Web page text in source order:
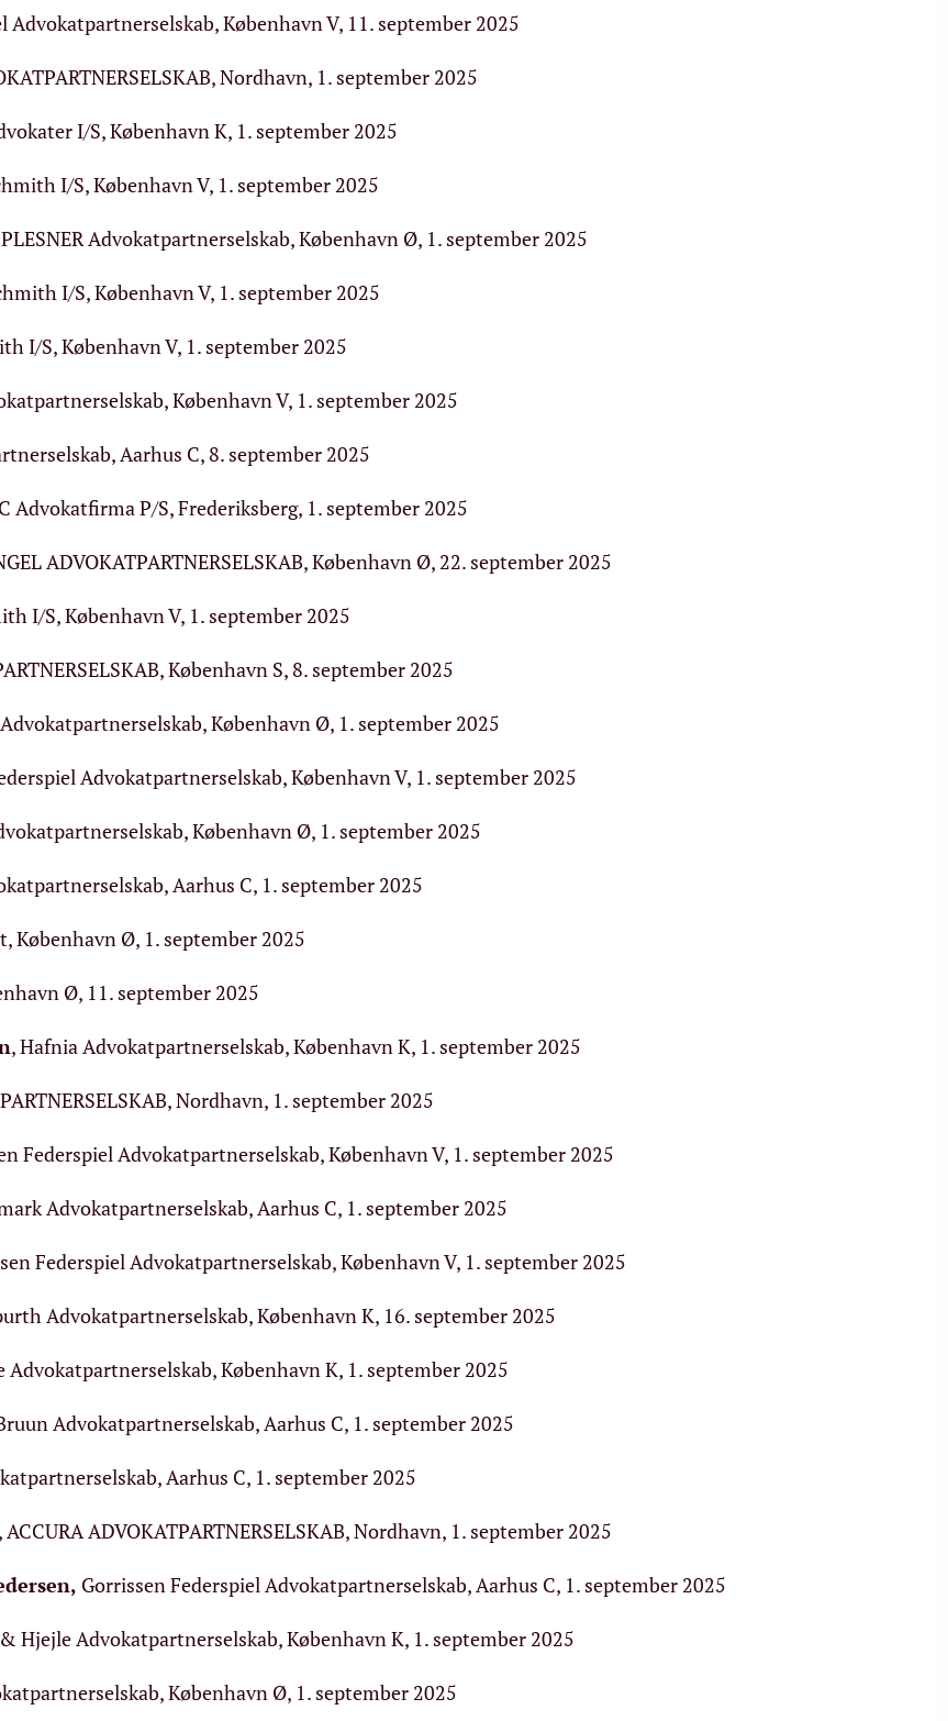
Advokatpartnerselskab, København V, 11. september 2025
Nordhavn, 1. september 2025
I/S, København K, 1. september 2025
I/S, København V, 1. september 2025
PLESNER Advokatpartnerselskab, København Ø, 1. september 2025
I/S, København V, 1. september 2025
I/S, København V, 1. september 2025
København V, 1. september 2025
Aarhus C, 8. september 2025
Advokatfirma P/S, Frederiksberg, 1. september 2025
ADVOKATPARTNERSELSKAB, København Ø, 22. september 2025
I/S, København V, 1. september 2025
København S, 8. september 2025
Advokatpartnerselskab, København Ø, 1. september 2025
Advokatpartnerselskab, København V, 1. september 2025
København Ø, 1. september 2025
Aarhus C, 1. september 2025
København Ø, 1. september 2025
Ø, 11. september 2025
, Hafnia Advokatpartnerselskab, København K, 1. september 2025
Nordhavn, 1. september 2025
Federspiel Advokatpartnerselskab, København V, 1. september 2025
Advokatpartnerselskab, Aarhus C, 1. september 2025
Federspiel Advokatpartnerselskab, København V, 1. september 2025
Advokatpartnerselskab, København K, 16. september 2025
København K, 1. september 2025
Advokatpartnerselskab, Aarhus C, 1. september 2025
Aarhus C, 1. september 2025
, ACCURA ADVOKATPARTNERSELSKAB, Nordhavn, 1. september 2025
, Gorrissen Federspiel Advokatpartnerselskab, Aarhus C, 1. september 2025
Hjejle Advokatpartnerselskab, København K, 1. september 2025
København Ø, 1. september 2025